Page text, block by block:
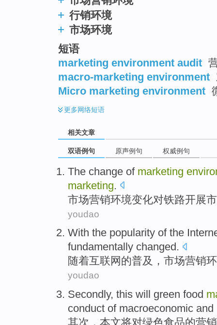
行销环境
市场环境
短语
marketing environment audit
macro-marketing environment
Micro marketing environment
更多网络短语
相关文章
双语例句 原声例句 权威例句
The change of marketing
marketing.
市场营销环境变化对铁路开展
youdao
With the popularity ofthe
fundamentally changed .
随着互联网 的普及 ， 市场营销
youdao
Secondly, this will green food
conduct of macroeconomic and
其次 ， 本文将对绿色食品的营销